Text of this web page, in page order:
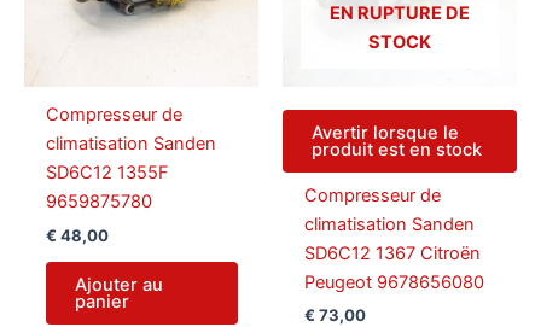
Compresseur de
climatisation Sanden
SD6C12 1355F
9659875780
€ 48,00
Ajouter au
panier
EN RUPTURE DE
STOCK
Avertir lorsque le
produit est en stock
Compresseur de
climatisation Sanden
SD6C12 1367 Citroën
Peugeot 9678656080
€ 73,00